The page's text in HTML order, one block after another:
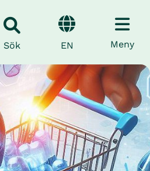
Sök EN Meny